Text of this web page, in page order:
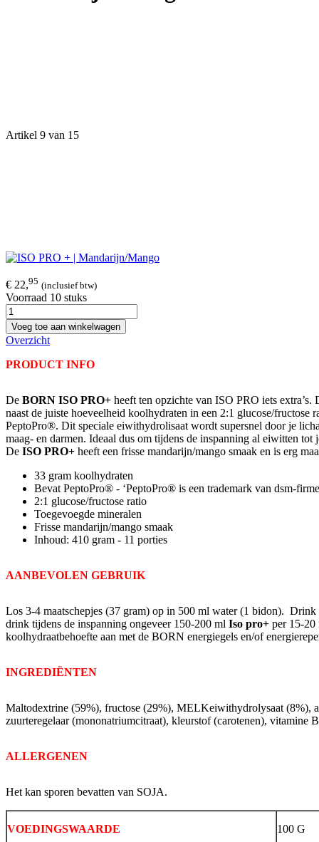
Artikel 9 van 15
€ 22,95 (inclusief btw)
Voorraad 10 stuks
Voeg toe aan winkelwagen
Overzicht
PRODUCT INFO
De BORN ISO PRO+ heeft ten opzichte van ISO PRO iets
naast de juiste hoeveelheid koolhydraten in een 2:1 glucose/fructose
PeptoPro®. Dit speciale eiwithydrolisaat wordt supersnel door je
maag- en darmen. Ideaal dus om tijdens de inspanning al eiwitten tot
De ISO PRO+ heeft een frisse mandarijn/mango smaak en is erg
33 gram koolhydraten
Bevat PeptoPro® - ‘PeptoPro® is een trademark van dsm-
2:1 glucose/fructose ratio
Toegevoegde mineralen
Frisse mandarijn/mango smaak
Inhoud: 410 gram - 11 porties
AANBEVOLEN GEBRUIK
Los 3-4 maatschepjes (37 gram) op in 500 ml water (1 bidon).
drink tijdens de inspanning ongeveer 150-200 ml Iso pro+ per 15-
koolhydraatbehoefte aan met de BORN energiegels en/of
INGREDIËNTEN
Maltodextrine (59%), fructose (29%), MELKeiwithydrolysaat (8%),
zuurteregelaar (mononatriumcitraat), kleurstof (carotenen), vitamine
ALLERGENEN
Het kan sporen bevatten van SOJA.
VOEDINGSWAARDE 100 G